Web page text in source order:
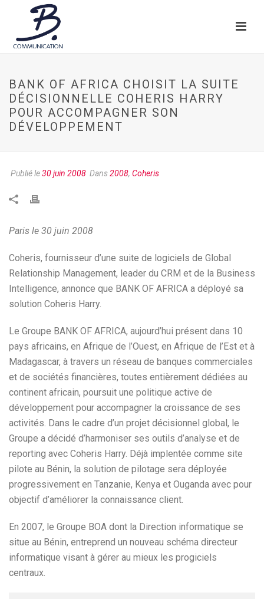
BANK OF AFRICA CHOISIT LA SUITE
DÉCISIONNELLE COHERIS HARRY
POUR ACCOMPAGNER SON
DÉVELOPPEMENT
Publié le30 juin 2008 Dans2008, Coheris
Paris le 30 juin 2008
Coheris, fournisseur d’une suite de logiciels de Global
Relationship Management, leader du CRM et de la Business
Intelligence, annonce que BANK OF AFRICA a déployé sa
solution Coheris Harry.
Le Groupe BANK OF AFRICA, aujourd’hui présent dans 10
pays africains, en Afrique de l’Ouest, en Afrique de l’Est et à
Madagascar, à travers un réseau de banques commerciales
et de sociétés financières, toutes entièrement dédiées au
continent africain, poursuit une politique active de
développement pour accompagner la croissance de ses
activités. Dans le cadre d’un projet décisionnel global, le
Groupe a décidé d’harmoniser ses outils d’analyse et de
reporting avec Coheris Harry. Déjà implentée comme site
pilote au Bénin, la solution de pilotage sera déployée
progressivement en Tanzanie, Kenya et Ouganda avec pour
objectif d’améliorer la connaissance client.
En 2007, le Groupe BOA dont la Direction informatique se
situe au Bénin, entreprend un nouveau schéma directeur
informatique visant à gérer au mieux les progiciels
centraux.